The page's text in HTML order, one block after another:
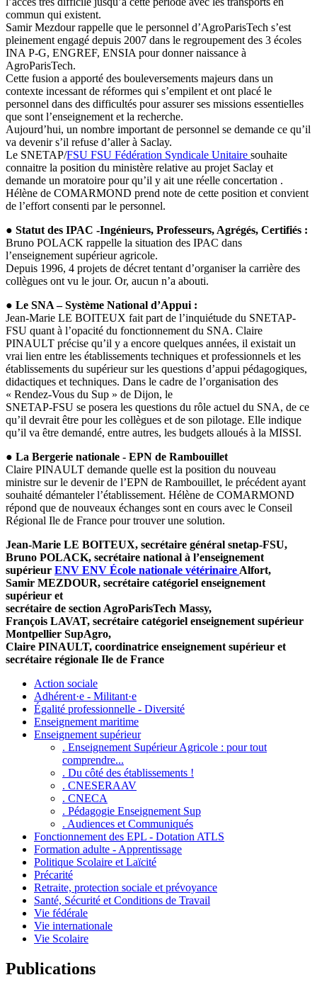
commun qui existent.
Samir Mezdour rappelle que le personnel d’AgroParisTech s’est
pleinement engagé depuis 2007 dans le regroupement des 3 écoles
INA P-G, ENGREF, ENSIA pour donner naissance à
AgroParisTech.
Cette fusion a apporté des bouleversements majeurs dans un
contexte incessant de réformes qui s’empilent et ont placé le
personnel dans des difficultés pour assurer ses missions essentielles
que sont l’enseignement et la recherche.
Aujourd’hui, un nombre important de personnel se demande ce qu’il
va devenir s’il refuse d’aller à Saclay.
Le SNETAP/FSU FSU Fédération Syndicale Unitaire souhaite
connaitre la position du ministère relative au projet Saclay et
demande un moratoire pour qu’il y ait une réelle concertation .
Hélène de COMARMOND prend note de cette position et convient
de l’effort consenti par le personnel.
● Statut des IPAC -Ingénieurs, Professeurs, Agrégés, Certifiés :
Bruno POLACK rappelle la situation des IPAC dans
l’enseignement supérieur agricole.
Depuis 1996, 4 projets de décret tentant d’organiser la carrière des
collègues ont vu le jour. Or, aucun n’a abouti.
● Le SNA – Système National d’Appui :
Jean-Marie LE BOITEUX fait part de l’inquiétude du SNETAP-
FSU quant à l’opacité du fonctionnement du SNA. Claire
PINAULT précise qu’il y a encore quelques années, il existait un
vrai lien entre les établissements techniques et professionnels et les
établissements du supérieur sur les questions d’appui pédagogiques,
didactiques et techniques. Dans le cadre de l’organisation des
« Rendez-Vous du Sup » de Dijon, le
SNETAP-FSU se posera les questions du rôle actuel du SNA, de ce
qu’il devrait être pour les collègues et de son pilotage. Elle indique
qu’il va être demandé, entre autres, les budgets alloués à la MISSI.
● La Bergerie nationale - EPN de Rambouillet
Claire PINAULT demande quelle est la position du nouveau
ministre sur le devenir de l’EPN de Rambouillet, le précédent ayant
souhaité démanteler l’établissement. Hélène de COMARMOND
répond que de nouveaux échanges sont en cours avec le Conseil
Régional Ile de France pour trouver une solution.
Jean-Marie LE BOITEUX, secrétaire général snetap-FSU,
Bruno POLACK, secrétaire national à l’enseignement
supérieur ENV ENV École nationale vétérinaire Alfort,
Samir MEZDOUR, secrétaire catégoriel enseignement
supérieur et
secrétaire de section AgroParisTech Massy,
François LAVAT, secrétaire catégoriel enseignement supérieur
Montpellier SupAgro,
Claire PINAULT, coordinatrice enseignement supérieur et
secrétaire régionale Ile de France
Action sociale
Adhérent·e - Militant·e
Égalité professionnelle - Diversité
Enseignement maritime
Enseignement supérieur
. Enseignement Supérieur Agricole : pour tout
comprendre...
. Du côté des établissements !
. CNESERAAV
. CNECA
. Pédagogie Enseignement Sup
. Audiences et Communiqués
Fonctionnement des EPL - Dotation ATLS
Formation adulte - Apprentissage
Politique Scolaire et Laïcité
Précarité
Retraite, protection sociale et prévoyance
Santé, Sécurité et Conditions de Travail
Vie fédérale
Vie internationale
Vie Scolaire
Publications